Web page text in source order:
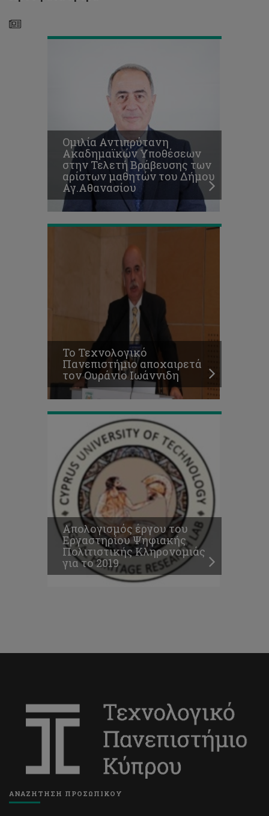
Ομιλία Αντιπρύτανη
Ακαδημαϊκών Υποθέσεων
στην Τελετή Βράβευσης των
αρίστων μαθητών του Δήμου
Αγ.Αθανασίου
Το
Τεχνολογικό
Πανεπιστήμιο
αποχαιρετά
τον
Ουράνιο
Ιωάννιδη
Το Τεχνολογικό
Πανεπιστήμιο αποχαιρετά
τον Ουράνιο Ιωάννιδη
Απολογισμός
Εργαστηρίου
Ψηφιακής
Πολιτιστικής
Κληρονομιάς
για
το
2019
Απολογισμός έργου του
Εργαστηρίου Ψηφιακής
Πολιτιστικής Κληρονομιάς
για το 2019
ΑΝΑΖΗΤΗΣΗ ΠΡΟΣΩΠΙΚΟΥ